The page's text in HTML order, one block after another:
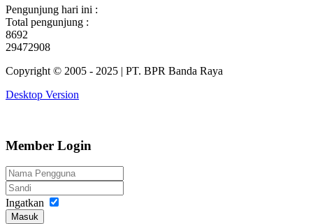
Pengunjung hari ini :
Total pengunjung :
8692
29472908
Copyright © 2005 - 2025 | PT. BPR Banda Raya
Desktop Version
Member Login
Ingatkan
Masuk